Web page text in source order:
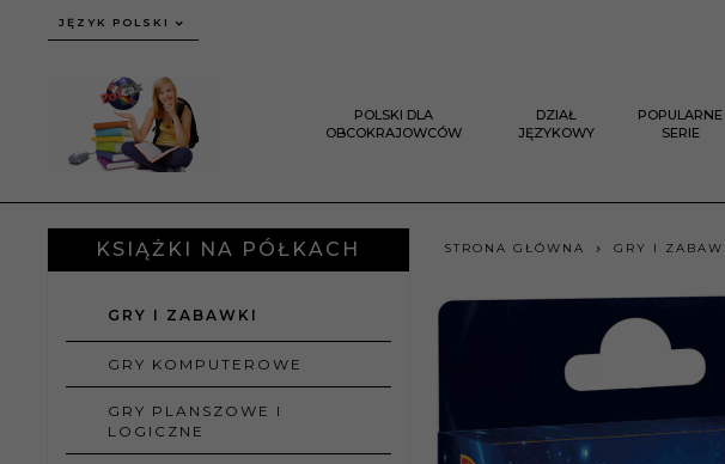
JĘZYK POLSKI
POLSKI DLA
OBCOKRAJOWCÓW
DZIAŁ
JĘZYKOWY
POPULARNE
SERIE
KSIĄŻKI NA PÓŁKACH
GRY I ZABAWKI
GRY KOMPUTEROWE
GRY PLANSZOWE I
LOGICZNE
STRONA GŁÓWNA GRY I